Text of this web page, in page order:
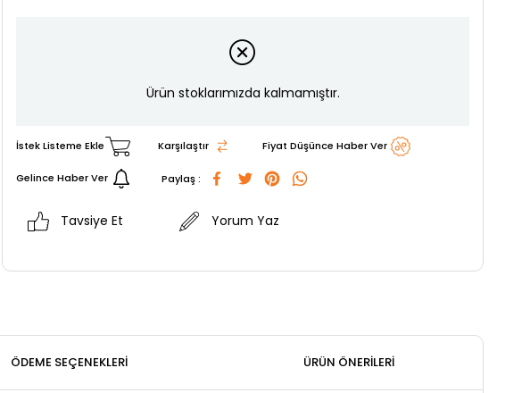
Ürün stoklarımızda kalmamıştır.
İstek Listeme Ekle Karşılaştır Fiyat Düşünce Haber Ver
Gelince Haber Ver Paylaş :
Tavsiye Et Yorum Yaz
ÖDEME SEÇENEKLERI ÜRÜN ÖNERILERI